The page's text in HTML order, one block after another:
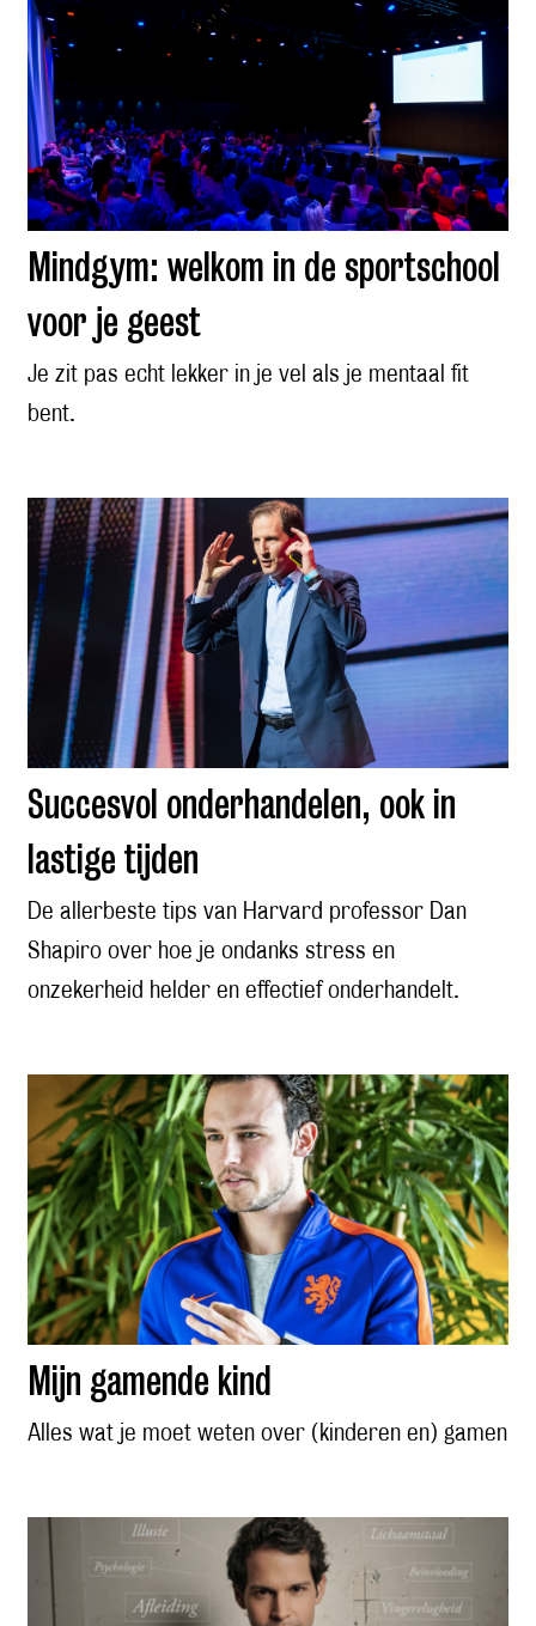
Mindgym: welkom in de sportschool
voor je geest
Je zit pas echt lekker in je vel als je mentaal fit
bent.
Succesvol onderhandelen, ook in
lastige tijden
De allerbeste tips van Harvard professor Dan
Shapiro over hoe je ondanks stress en
onzekerheid helder en effectief onderhandelt.
Mijn gamende kind
Alles wat je moet weten over (kinderen en) gamen